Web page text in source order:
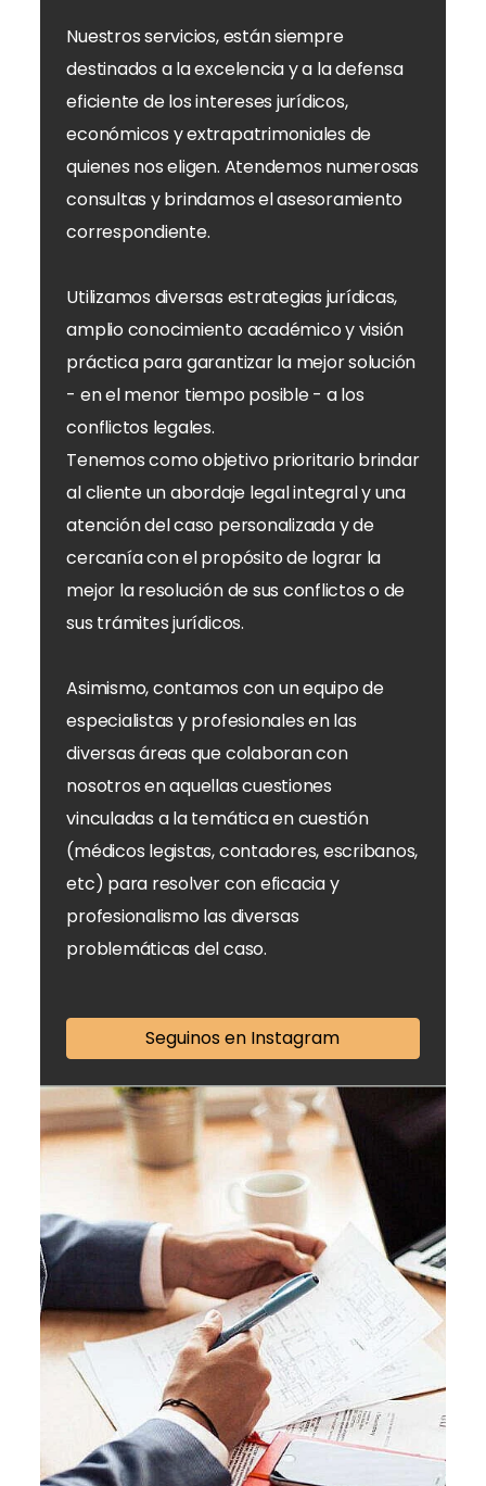
Nuestros servicios, están siempre
destinados a la excelencia y a la defensa
eficiente de los intereses jurídicos,
económicos y extrapatrimoniales de
quienes nos eligen. Atendemos numerosas
consultas y brindamos el asesoramiento
correspondiente.
Utilizamos diversas estrategias jurídicas,
amplio conocimiento académico y visión
práctica para garantizar la mejor solución
- en el menor tiempo posible - a los
conflictos legales.
Tenemos como objetivo prioritario brindar
al cliente un abordaje legal integral y una
atención del caso personalizada y de
cercanía con el propósito de lograr la
mejor la resolución de sus conflictos o de
sus trámites jurídicos.
Asimismo, contamos con un equipo de
especialistas y profesionales en las
diversas áreas que colaboran con
nosotros en aquellas cuestiones
vinculadas a la temática en cuestión
(médicos legistas, contadores, escribanos,
etc) para resolver con eficacia y
profesionalismo las diversas
problemáticas del caso.
Seguinos en Instagram